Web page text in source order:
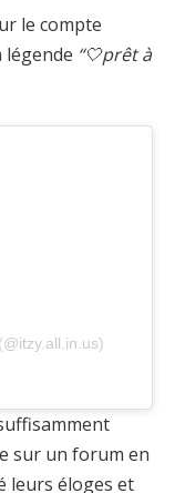
le compte
légende “🤍prêt à
sur un forum en
leurs éloges et